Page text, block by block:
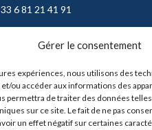
Gérer le consentement
expériences, nous utilisons des
ou accéder aux informations des
permettra de traiter des données
sur ce site. Le fait de ne pas
un effet négatif sur certaines
6 81 21 41 91